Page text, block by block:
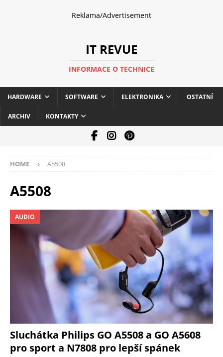
Reklama/Advertisement
IT REVUE
INFORMACE O TECHNICE
HARDWARE SOFTWARE ELEKTRONIKA OSTATNÍ
ARCHIV KONTAKTY
HOME A5508
A5508
AUDIO
Sluchátka Philips GO A5508 a GO A5608
pro sport a N7808 pro lepší spánek